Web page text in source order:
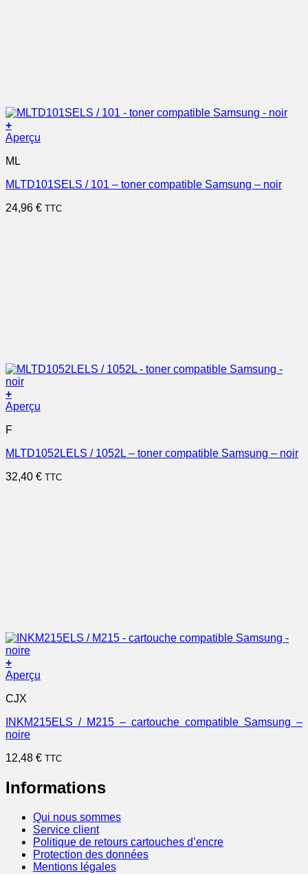
+
Aperçu
ML
MLTD101SELS / 101 – toner compatible Samsung – noir
24,96 € TTC
+
Aperçu
F
MLTD1052LELS / 1052L – toner compatible Samsung – noir
32,40 € TTC
+
Aperçu
CJX
INKM215ELS / M215 – cartouche compatible Samsung –
noire
12,48 € TTC
Informations
Qui nous sommes
Service client
Politique de retours cartouches d’encre
Protection des données
Mentions légales